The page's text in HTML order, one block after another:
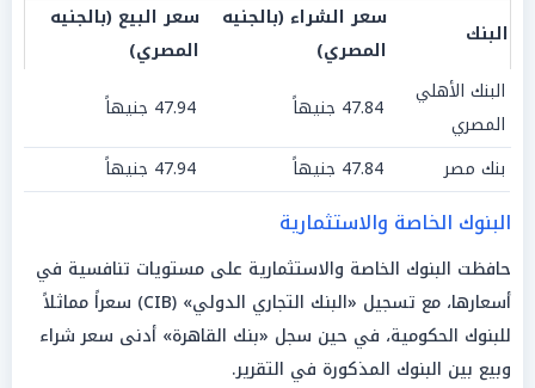
البنك
سعر الشراء (بالجنيه
المصري)
سعر البيع (بالجنيه
المصري)
البنك الأهلي
المصري
47.84 جنيهاً
47.94 جنيهاً
بنك مصر
47.84 جنيهاً 47.94 جنيهاً
البنوك الخاصة والاستثمارية
حافظت البنوك الخاصة والاستثمارية على مستويات تنافسية في
أسعارها، مع تسجيل «البنك التجاري الدولي» (CIB) سعراً مماثلاً
للبنوك الحكومية، في حين سجل «بنك القاهرة» أدنى سعر شراء
وبيع بين البنوك المذكورة في التقرير.